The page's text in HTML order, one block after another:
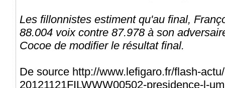
Les fillonnistes estiment qu'au final,
88.004 voix contre 87.978 à son
Cocoe de modifier le résultat final.
De source http://www.lefigaro.fr/flash-
20121121FILWWW00502-presidence-l-